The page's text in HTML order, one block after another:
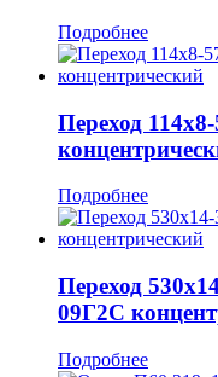
Подробнее
Переход
Подробнее
Переход
09Г2С
Подробнее